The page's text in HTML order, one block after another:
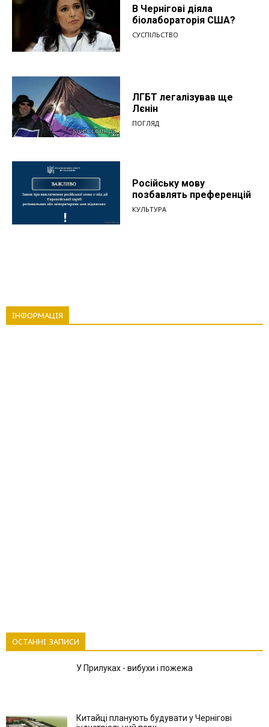
В Чернігові діяла
біолабораторія США?
СУСПІЛЬСТВО
ЛГБТ легалізував ще
Лєнін
ПОГЛЯД
Російську мову
позбавлять преференцій
КУЛЬТУРА
ІНФОРМАЦІЯ
ОСТАННІ ЗАПИСИ
У Прилуках - вибухи і пожежа
Китайці планують будувати у Чернігові